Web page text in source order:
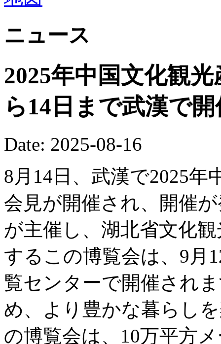
ニュース
2025年中国文化観
ら14日まで武漢で
Date: 2025-08-16
8月14日、武漢で2025年
会見が開催され、開催
が主催し、湖北省文化
するこの博覧会は、9月
覧センターで開催され
め、より豊かな暮らし
の博覧会は、10万平方